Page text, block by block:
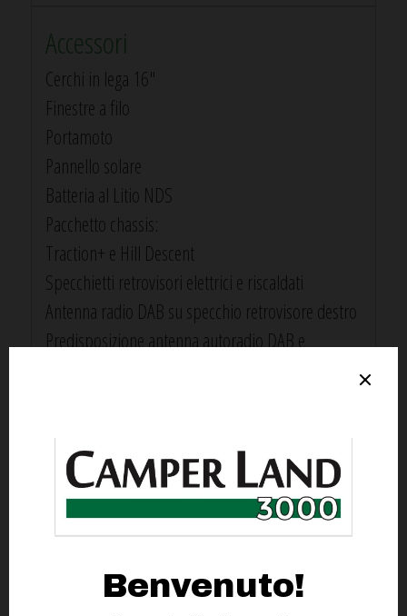
Accessori
Cerchi in lega 16"
Finestre a filo
Portamoto
Pannello solare
Batteria al Litio NDS
Pacchetto chassis:
Traction+ e Hill Descent
Specchietti retrovisori elettrici e riscaldati
Antenna radio DAB su specchio retrovisore destro
Predisposizione antenna autoradio DAB e
Pedana in legno per piatto doccia
Zanzariera porta ingresso
Oblò sul soggiorno 70x50 cm
Rivestimento dei sedili in cabina
Moquette in cabina guida
Predisposizione telecamera di retromarcia